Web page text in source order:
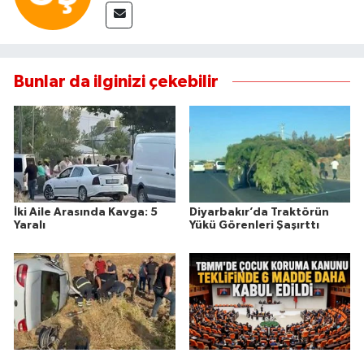
Bunlar da ilginizi çekebilir
İki Aile Arasında Kavga: 5
Yaralı
Diyarbakır’da Traktörün
Yükü Görenleri Şaşırttı